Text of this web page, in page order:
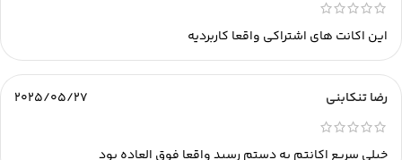
این اکانت های اشتراکی واقعا کاربردیه
رضا تنکابنی 2025/05/27
خیلی سریع اکانتم به دستم رسید واقعا فوق العاده بود